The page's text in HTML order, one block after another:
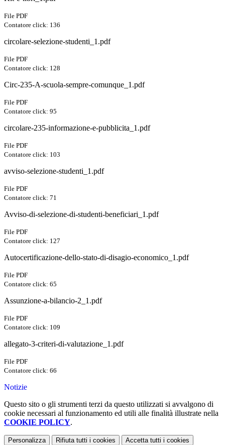
File PDF
Contatore click: 136
circolare-selezione-studenti_1.pdf
File PDF
Contatore click: 128
Circ-235-A-scuola-sempre-comunque_1.pdf
File PDF
Contatore click: 95
circolare-235-informazione-e-pubblicita_1.pdf
File PDF
Contatore click: 103
avviso-selezione-studenti_1.pdf
File PDF
Contatore click: 71
Avviso-di-selezione-di-studenti-beneficiari_1.pdf
File PDF
Contatore click: 127
Autocertificazione-dello-stato-di-disagio-economico_1.pdf
File PDF
Contatore click: 65
Assunzione-a-bilancio-2_1.pdf
File PDF
Contatore click: 109
allegato-3-criteri-di-valutazione_1.pdf
File PDF
Contatore click: 66
Notizie
Questo sito o gli strumenti terzi da questo utilizzati si avvalgono di
cookie necessari al funzionamento ed utili alle finalità illustrate nella
COOKIE POLICY.
Personalizza Rifiuta tutti i cookies Accetta tutti i cookies